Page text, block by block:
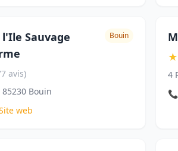
Sauvage
Bouin
avis)
Bouin
web
★
4